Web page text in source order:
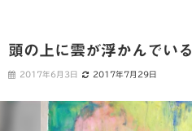
頭の上に雲が浮かんでいる
2017年6月3日 2017年7月29日